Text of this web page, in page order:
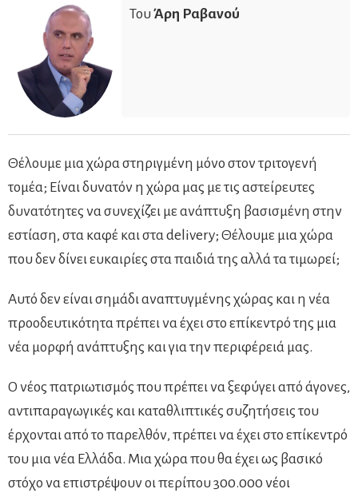
ΤουΆρη Ραβανού
Θέλουμε μια χώρα στηριγμένη μόνο στον τριτογενή
τομέα; Είναι δυνατόν η χώρα μας με τις αστείρευτες
δυνατότητες να συνεχίζει με ανάπτυξη βασισμένη στην
εστίαση, στα καφέ και στα delivery; Θέλουμε μια χώρα
που δεν δίνει ευκαιρίες στα παιδιά της αλλά τα τιμωρεί;
Αυτό δεν είναι σημάδι αναπτυγμένης χώρας και η νέα
προοδευτικότητα πρέπει να έχει στο επίκεντρό της μια
νέα μορφή ανάπτυξης και για την περιφέρειά μας.
Ο νέος πατριωτισμός που πρέπει να ξεφύγει από άγονες,
αντιπαραγωγικές και καταθλιπτικές συζητήσεις του
έρχονται από το παρελθόν, πρέπει να έχει στο επίκεντρό
του μια νέα Ελλάδα. Μια χώρα που θα έχει ως βασικό
στόχο να επιστρέψουν οι περίπου 300.000 νέοι